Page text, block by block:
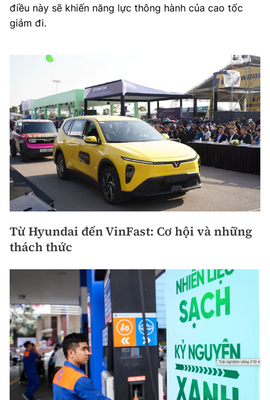
điều này sẽ khiến năng lực thông hành của cao tốc
giảm đi.
Từ Hyundai đến VinFast: Cơ hội và những
thách thức